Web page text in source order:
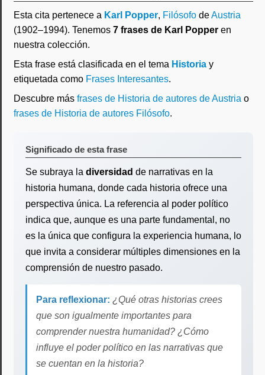
Esta cita pertenece a Karl Popper, Filósofo deAustria
(1902–1994). Tenemos 7 frases de Karl Popper en
nuestra colección.
Esta frase está clasificada en el tema Historia y
etiquetada como Frases Interesantes.
Descubre más frases de Historia de autores de Austria o
frases de Historia de autores Filósofo.
Significado de esta frase
Se subraya la diversidad de narrativas en la
historia humana, donde cada historia ofrece una
perspectiva única. La referencia al poder político
indica que, aunque es una parte fundamental, no
es la única que configura la experiencia humana, lo
que invita a considerar múltiples dimensiones en la
comprensión de nuestro pasado.
Para reflexionar: ¿Qué otras historias crees
que son igualmente importantes para
comprender nuestra humanidad? ¿Cómo
influye el poder político en las narrativas que
se cuentan en la historia?